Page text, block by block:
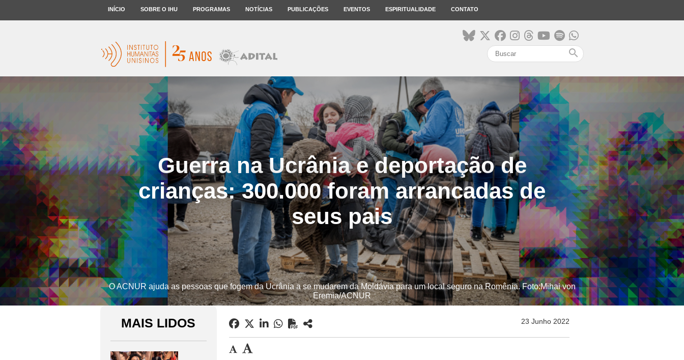
INÍCIO SOBRE O IHU PROGRAMAS NOTÍCIAS PUBLICAÇÕES EVENTOS ESPIRITUALIDADE CONTATO
search
Guerra na Ucrânia e deportação de
crianças: 300.000 foram arrancadas de
seus pais
O ACNUR ajuda as pessoas que fogem da Ucrânia a se mudarem da Moldávia para um local seguro na Romênia. Foto:Mihai von
Eremia/ACNUR
MAIS LIDOS 23 Junho 2022